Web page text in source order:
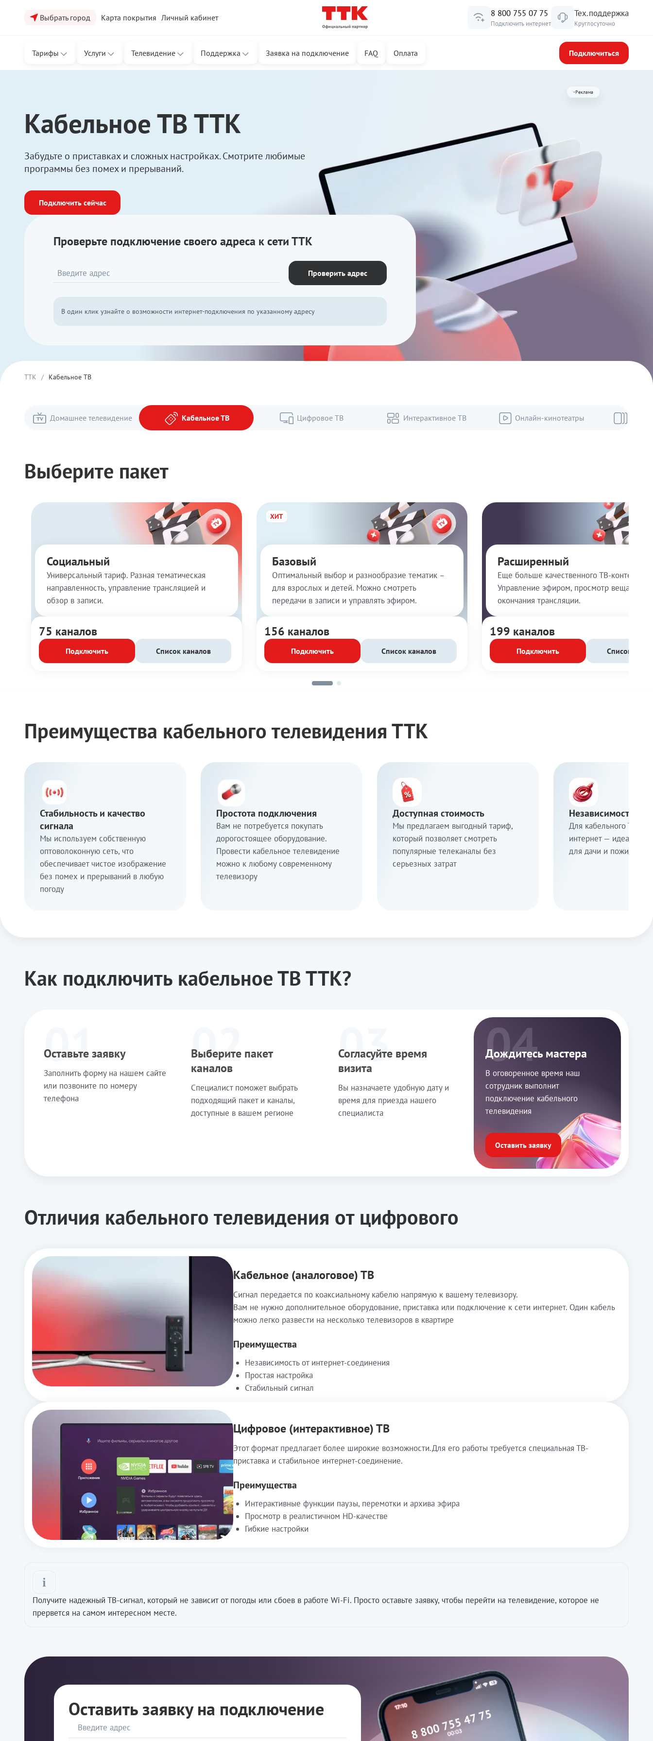
Выбрать город Карта покрытия Личный кабинет 8 800 755 07 75
Подключить интернет
Тех.поддержка
Круглосуточно
Тарифы Услуги Телевидение Поддержка Заявка на подключение FAQ Оплата Подключиться
Кабельное ТВ ТТК
Забудьте о приставках и сложных настройках. Смотрите любимые
программы без помех и прерываний.
Подключить сейчас
Проверьте подключение своего адреса к сети ТТК
Проверить адрес
В один клик узнайте о возможности интернет-подключения по указанному адресу
-Реклама
ТТК / Кабельное ТВ
Домашнее телевидение Кабельное ТВ Цифровое ТВ Интерактивное ТВ Онлайн-кинотеатры
Выберите пакет
Социальный
Универсальный тариф. Разная тематическая
направленность, управление трансляцией и
обзор в записи.
75 каналов
Подключить Список каналов
Базовый
Оптимальный выбор и разнообразие тематик –
для взрослых и детей. Можно смотреть
передачи в записи и управлять эфиром.
156 каналов
Подключить Список каналов
Расширенный
Еще больше качественного ТВ-контента!
Управление эфиром, просмотр вещания
окончания трансляции.
199 каналов
Подключить Список
Преимущества кабельного телевидения ТТК
Стабильность и качество
сигнала
Мы используем собственную
оптоволоконную сеть, что
обеспечивает чистое изображение
без помех и прерываний в любую
погоду
Простота подключения
Вам не потребуется покупать
дорогостоящее оборудование.
Провести кабельное телевидение
можно к любому современному
телевизору
Доступная стоимость
Мы предлагаем выгодный тариф,
который позволяет смотреть
популярные телеканалы без
серьезных затрат
Независимость от
Для кабельного ТВ не
интернет —
для дачи и пожилых
Как подключить кабельное ТВ ТТК?
01
Оставьте заявку
Заполнить форму на нашем сайте
или позвоните по номеру
телефона
02
Выберите пакет
каналов
Специалист поможет выбрать
подходящий пакет и каналы,
доступные в вашем регионе
03
Согласуйте время
визита
Вы назначаете удобную дату и
время для приезда нашего
специалиста
04
Дождитесь мастера
В оговоренное время наш
сотрудник выполнит
подключение кабельного
телевидения
Оставить заявку
Отличия кабельного телевидения от цифрового
Кабельное (аналоговое) ТВ
Сигнал передается по коаксиальному кабелю напрямую к вашему телевизору.
Вам не нужно дополнительное оборудование, приставка или подключение к сети интернет. Один кабель
можно легко развести на несколько телевизоров в квартире
Преимущества
Независимость от интернет-соединения
Простая настройка
Стабильный сигнал
Цифровое (интерактивное) ТВ
Этот формат предлагает более широкие возможности.Для его работы требуется специальная ТВ-
приставка и стабильное интернет-соединение.
Преимущества
Интерактивные функции паузы, перемотки и архива эфира
Просмотр в реалистичном HD-качестве
Гибкие настройки
Получите надежный ТВ-сигнал, который не зависит от погоды или сбоев в работе Wi-Fi. Просто оставьте заявку, чтобы перейти на телевидение, которое не
прервется на самом интересном месте.
Оставить заявку на подключение